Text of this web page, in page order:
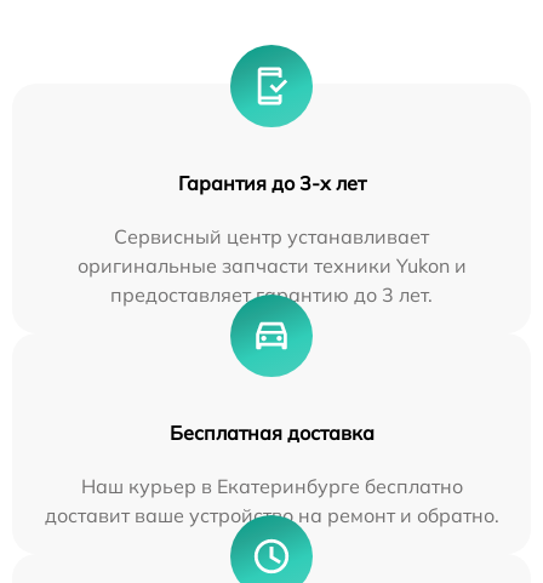
Гарантия до 3-х лет
Сервисный центр устанавливает
оригинальные запчасти техники Yukon и
предоставляет гарантию до 3 лет.
Бесплатная доставка
Наш курьер в Екатеринбурге бесплатно
доставит ваше устройство на ремонт и обратно.